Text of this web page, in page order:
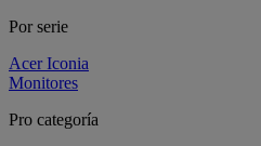
Por serie
Acer Iconia
Monitores
Pro categoría